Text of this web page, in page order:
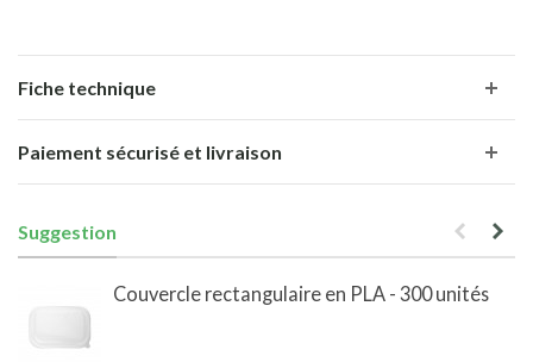
Fiche technique
Paiement sécurisé et livraison
Suggestion
Couvercle rectangulaire en PLA - 300 unités